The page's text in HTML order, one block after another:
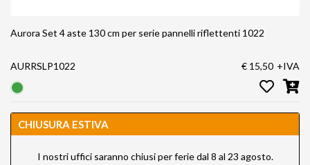
Aurora Set 4 aste 130 cm per serie pannelli riflettenti 1022
AURRSLP1022 € 15,50 +IVA
CHIUSURA ESTIVA
I nostri uffici saranno chiusi per ferie dal 8 al 23 agosto.